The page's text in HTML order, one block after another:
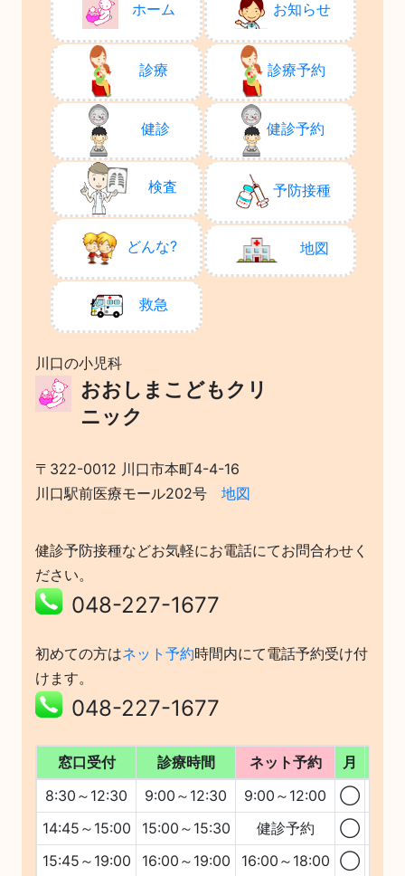
ホーム
診療
健診
検査
どんな?
救急
お知らせ
診療予約
健診予約
予防接種
地図
川口の小児科
おおしまこどもクリ
ニック
〒322-0012 川口市本町4-4-16
川口駅前医療モール202号 地図
健診予防接種などお気軽にお電話にてお問合わせく
ださい。
048-227-1677
初めての方はネット予約時間内にて電話予約受け付
けます。
048-227-1677
窓口受付 診療時間 ネット予約 月
8:30～12:30
9:00～12:30 9:00～12:00 ◯
14:45～15:00
15:00～15:30 健診予約 ◯
15:45～19:00
16:00～19:00 16:00～18:00 ◯